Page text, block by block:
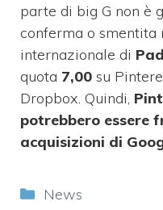
parte di big G non è
conferma o smentita
internazionale di
quota 7,00 su
Dropbox. Quindi,
potrebbero essere
acquisizioni di
Categorie
News